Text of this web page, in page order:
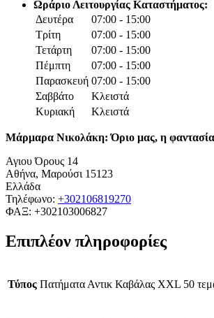
Ωράριο Λειτουργίας Καταστήματος:
Δευτέρα
07:00 - 15:00
Τρίτη
07:00 - 15:00
Τετάρτη
07:00 - 15:00
Πέμπτη
07:00 - 15:00
Παρασκευή 07:00 - 15:00
Σαββάτο
Κλειστά
Κυριακή
Κλειστά
Μάρμαρα Νικολάκη: Όριο μας, η
Αγιου Όρους 14
Αθήνα, Μαρούσι 15123
Ελλάδα
Τηλέφωνο: +302106819270
ΦΑΞ: +302103006827
Επιπλέον πληροφορίες
Τύπος Πατήματα Αντικ Καβάλας XXL 50